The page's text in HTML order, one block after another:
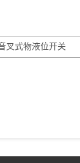
叉式物液位开关